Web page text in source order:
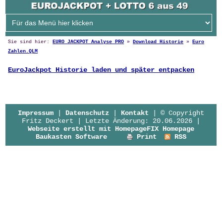
Sie sind hier: EURO JACKPOT Analyse PRO »Download Historie »
Euro
Zahlen.QLM
EuroJackpot Historie laden und später entpacken
Impressum Datenschutz Kontakt | © Copyright
Fritz Deckert | Letzte Änderung: 20.06.2026 |
Webseite erstellt mit HomepageFIX Homepage
Baukasten Software
Print RSS